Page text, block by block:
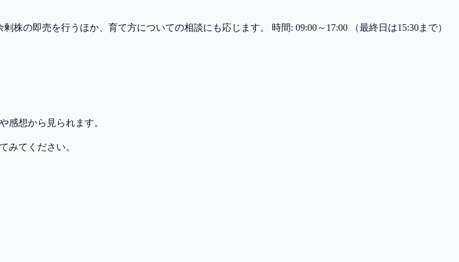
の即売を行うほか、育て方についての相談にも応じます。 時間: 09:00～17:00 （最終日は15:30まで）
感想から見られます。
みてください。